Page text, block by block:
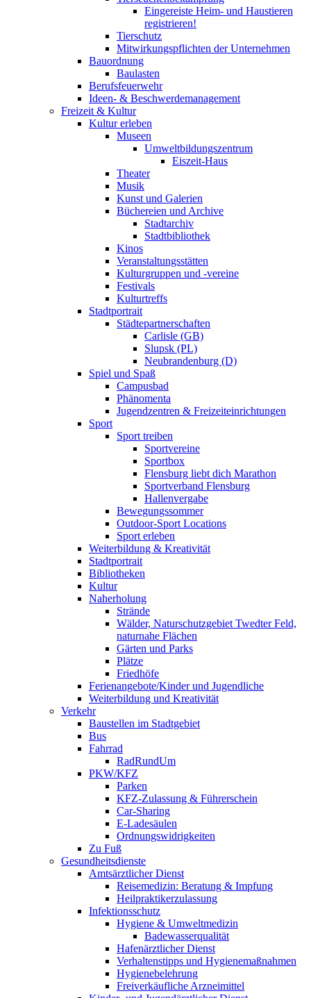
Eingereiste Heim- und Haustieren
registrieren!
Tierschutz
Mitwirkungspflichten der Unternehmen
Bauordnung
Baulasten
Berufsfeuerwehr
Ideen- & Beschwerdemanagement
Freizeit & Kultur
Kultur erleben
Museen
Umweltbildungszentrum
Eiszeit-Haus
Theater
Musik
Kunst und Galerien
Büchereien und Archive
Stadtarchiv
Stadtbibliothek
Kinos
Veranstaltungsstätten
Kulturgruppen und -vereine
Festivals
Kulturtreffs
Stadtportrait
Städtepartnerschaften
Carlisle (GB)
Slupsk (PL)
Neubrandenburg (D)
Spiel und Spaß
Campusbad
Phänomenta
Jugendzentren & Freizeiteinrichtungen
Sport
Sport treiben
Sportvereine
Sportbox
Flensburg liebt dich Marathon
Sportverband Flensburg
Hallenvergabe
Bewegungssommer
Outdoor-Sport Locations
Sport erleben
Weiterbildung & Kreativität
Stadtportrait
Bibliotheken
Kultur
Naherholung
Strände
Wälder, Naturschutzgebiet Twedter Feld,
naturnahe Flächen
Gärten und Parks
Plätze
Friedhöfe
Ferienangebote/Kinder und Jugendliche
Weiterbildung und Kreativität
Verkehr
Baustellen im Stadtgebiet
Bus
Fahrrad
RadRundUm
PKW/KFZ
Parken
KFZ-Zulassung & Führerschein
Car-Sharing
E-Ladesäulen
Ordnungswidrigkeiten
Zu Fuß
Gesundheitsdienste
Amtsärztlicher Dienst
Reisemedizin: Beratung & Impfung
Heilpraktikerzulassung
Infektionsschutz
Hygiene & Umweltmedizin
Badewasserqualität
Hafenärztlicher Dienst
Verhaltenstipps und Hygienemaßnahmen
Hygienebelehrung
Freiverkäufliche Arzneimittel